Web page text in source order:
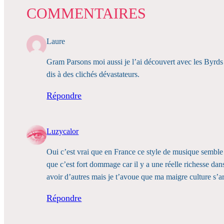
COMMENTAIRES
Laure
Gram Parsons moi aussi je l’ai découvert avec les
dis à des clichés dévastateurs.
Répondre
Luzycalor
Oui c’est vrai que en France ce style de musique
que c’est fort dommage car il y a une réelle richesse
avoir d’autres mais je t’avoue que ma maigre culture
Répondre